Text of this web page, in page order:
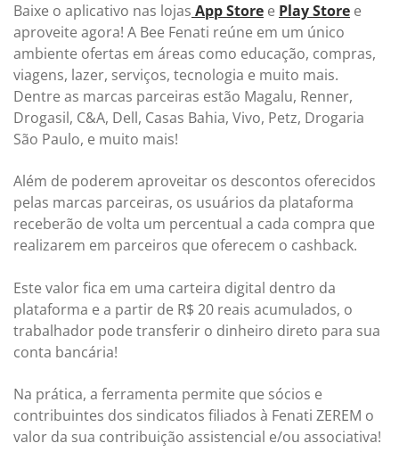
Baixe o aplicativo nas lojas App Store e Play Store e
aproveite agora! A Bee Fenati reúne em um único
ambiente ofertas em áreas como educação, compras,
viagens, lazer, serviços, tecnologia e muito mais.
Dentre as marcas parceiras estão Magalu, Renner,
Drogasil, C&A, Dell, Casas Bahia, Vivo, Petz, Drogaria
São Paulo, e muito mais!
Além de poderem aproveitar os descontos oferecidos
pelas marcas parceiras, os usuários da plataforma
receberão de volta um percentual a cada compra que
realizarem em parceiros que oferecem o cashback.
Este valor fica em uma carteira digital dentro da
plataforma e a partir de R$ 20 reais acumulados, o
trabalhador pode transferir o dinheiro direto para sua
conta bancária!
Na prática, a ferramenta permite que sócios e
contribuintes dos sindicatos filiados à Fenati ZEREM o
valor da sua contribuição assistencial e/ou associativa!